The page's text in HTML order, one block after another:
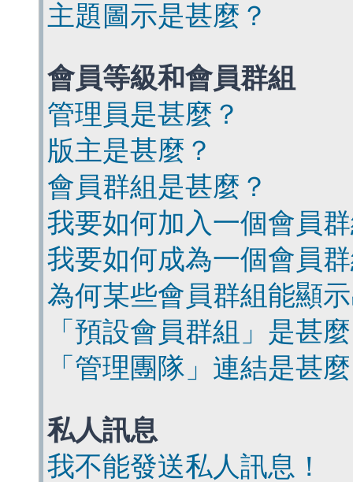
主題圖示是甚麼？
會員等級和會員群組
管理員是甚麼？
版主是甚麼？
會員群組是甚麼？
我要如何加入一個會員
我要如何成為一個會員
為何某些會員群組能顯
「預設會員群組」是甚
「管理團隊」連結是甚
私人訊息
我不能發送私人訊息！